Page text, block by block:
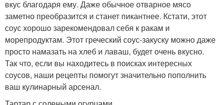
вкус благодаря ему. Даже обычное отварное мясо
заметно преобразится и станет пикантнее. Кстати, этот
соус хорошо зарекомендовал себя к ракам и
морепродуктам. Этот греческий соус-закуску можно даже
просто намазать на хлеб и лаваш, будет очень вкусно.
Так что, если вы находитесь в поисках интересных
соусов, наши рецепты помогут значительно пополнить
ваш кулинарный арсенал.